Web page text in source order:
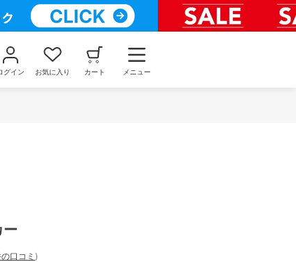
グイン お気に入り カート メニュー
口コミ )